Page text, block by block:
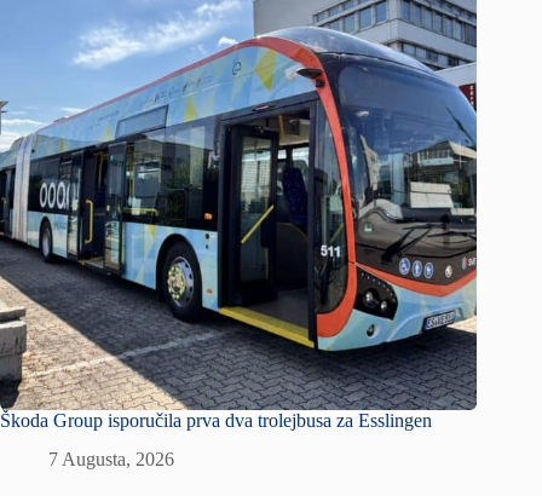
Škoda Group isporučila prva dva trolejbusa za Esslingen
7 Augusta, 2026